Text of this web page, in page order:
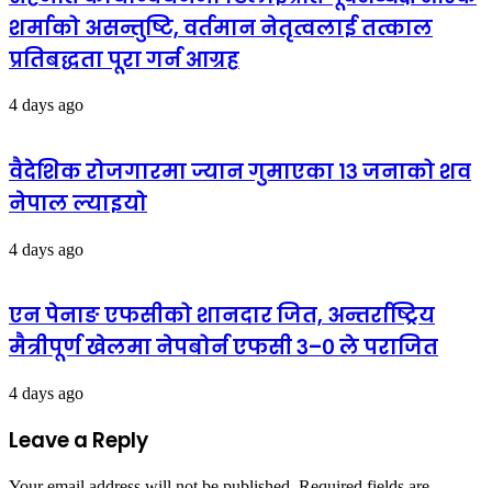
शर्माको असन्तुष्टि, वर्तमान नेतृत्वलाई तत्काल
प्रतिबद्धता पूरा गर्न आग्रह
4 days ago
वैदेशिक रोजगारमा ज्यान गुमाएका १३ जनाको शव
नेपाल ल्याइयो
4 days ago
एन पेनाङ एफसीको शानदार जित, अन्तर्राष्ट्रिय
मैत्रीपूर्ण खेलमा नेपबोर्न एफसी ३–० ले पराजित
4 days ago
Leave a Reply